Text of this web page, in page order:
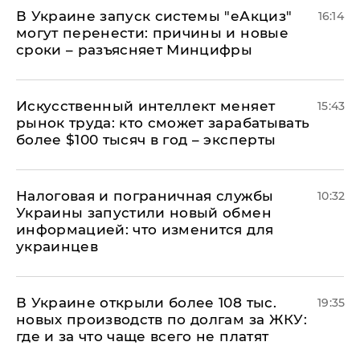
В Украине запуск системы "еАкциз"
могут перенести: причины и новые
сроки – разъясняет Минцифры
16:14
Искусственный интеллект меняет
рынок труда: кто сможет зарабатывать
более $100 тысяч в год – эксперты
15:43
Налоговая и пограничная службы
Украины запустили новый обмен
информацией: что изменится для
украинцев
10:32
В Украине открыли более 108 тыс.
новых производств по долгам за ЖКУ:
где и за что чаще всего не платят
19:35